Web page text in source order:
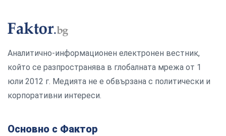
Аналитично-информационен електронен вестник,
който се разпространява в глобалната мрежа от 1
юли 2012 г. Медията не е обвързана с политически и
корпоративни интереси.
Основно с Фактор